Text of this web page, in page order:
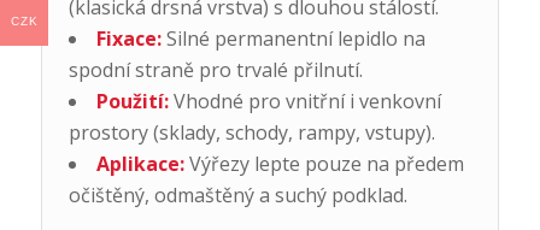
(klasická drsná vrstva) s dlouhou stálostí.
Fixace:Silné permanentní lepidlo na
spodní straně pro trvalé přilnutí.
Použití:Vhodné pro vnitřní i venkovní
prostory (sklady, schody, rampy, vstupy).
Aplikace:Výřezy lepte pouze na předem
očištěný, odmaštěný a suchý podklad.
CZK